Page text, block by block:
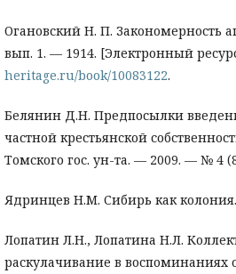
Огановский Н. П. Закономерность
вып. 1. — 1914. [Электронный
heritage.ru/book/10083122.
Белянин Д.Н. Предпосылки
частной крестьянской
Томского гос. ун-та. — 2009. — № 4
Ядринцев Н.М. Сибирь как
Лопатин Л.Н., Лопатина Н.Л.
раскулачивание в воспоминаниях